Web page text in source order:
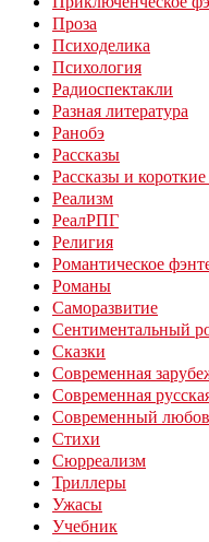
Проза
Психоделика
Психология
Радиоспектакли
Разная литература
Ранобэ
Рассказы
Рассказы и
Реализм
РеалРПГ
Религия
Романтическое
Романы
Саморазвитие
Сентиментальный
Сказки
Современная
Современная
Современный
Стихи
Сюрреализм
Триллеры
Ужасы
Учебник